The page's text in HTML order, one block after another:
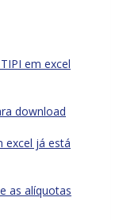
em excel
download
excel já está
as alíquotas